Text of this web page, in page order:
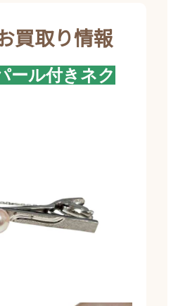
買取り情報
ール付きネク